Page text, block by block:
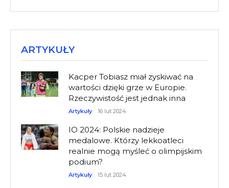
ARTYKUŁY
Kacper Tobiasz miał zyskiwać na
wartości dzięki grze w Europie.
Rzeczywistość jest jednak inna
Artykuły 16 lut 2024
IO 2024: Polskie nadzieje
medalowe. Którzy lekkoatleci
realnie mogą myśleć o olimpijskim
podium?
Artykuły 15 lut 2024